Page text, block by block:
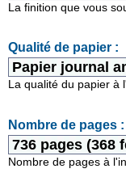
La finition que vous
Qualité de papier :
La qualité du papier à
Nombre de pages :
Nombre de pages à